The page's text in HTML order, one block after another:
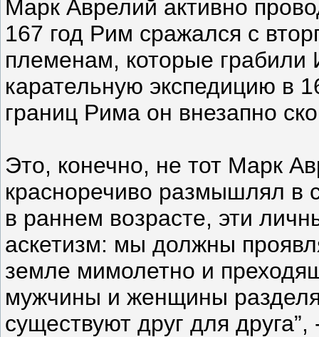
Марк Аврелий активно
167 год Рим сражался с
племенам, которые грабили
карательную экспедицию в
границ Рима он внезапно
Это, конечно, не тот Марк
красноречиво размышлял в
в раннем возрасте, эти
аскетизм: мы должны
земле мимолетно и
мужчины и женщины
существуют друг для